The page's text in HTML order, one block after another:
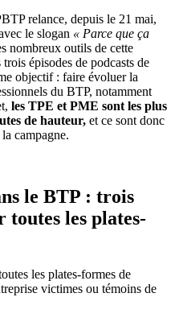
relance, depuis le 21 mai,
le slogan « Parce que ça
nombreux outils de cette
épisodes de podcasts de
objectif : faire évoluer la
du BTP, notamment
les TPE et PME sont les plus
de hauteur, et ce sont donc
campagne.
le BTP : trois
toutes les plates-
les plates-formes de
victimes ou témoins de